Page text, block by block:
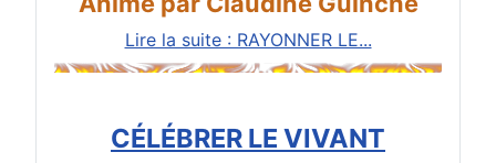
Lire la suite : RAYONNER LE...
CÉLÉBRER LE VIVANT